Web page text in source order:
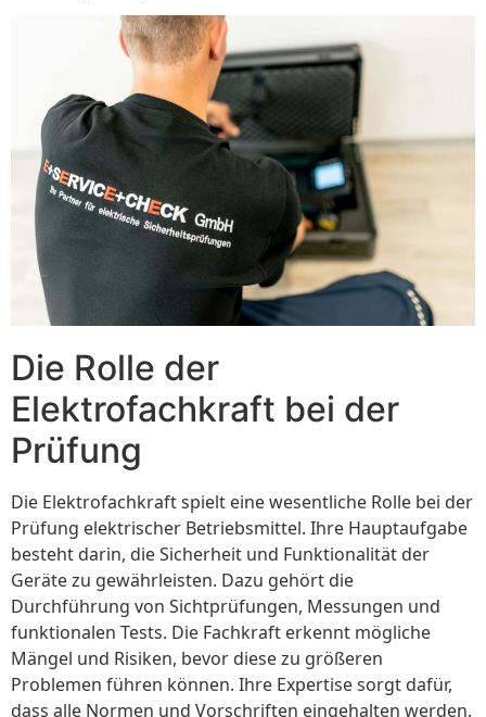
Die Rolle der
Elektrofachkraft bei der
Prüfung
Die Elektrofachkraft spielt eine wesentliche Rolle bei der
Prüfung elektrischer Betriebsmittel. Ihre Hauptaufgabe
besteht darin, die Sicherheit und Funktionalität der
Geräte zu gewährleisten. Dazu gehört die
Durchführung von Sichtprüfungen, Messungen und
funktionalen Tests. Die Fachkraft erkennt mögliche
Mängel und Risiken, bevor diese zu größeren
Problemen führen können. Ihre Expertise sorgt dafür,
dass alle Normen und Vorschriften eingehalten werden.